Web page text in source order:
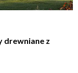
drewniane z